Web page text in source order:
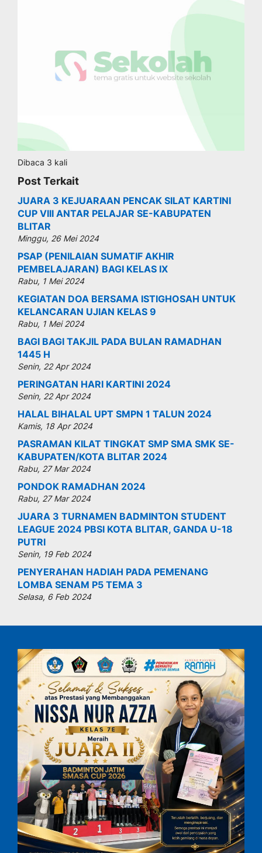
Dibaca 3 kali
Post Terkait
JUARA 3 KEJUARAAN PENCAK SILAT KARTINI
CUP VIII ANTAR PELAJAR SE-KABUPATEN
BLITAR
Minggu, 26 Mei 2024
PSAP (PENILAIAN SUMATIF AKHIR
PEMBELAJARAN) BAGI KELAS IX
Rabu, 1 Mei 2024
KEGIATAN DOA BERSAMA ISTIGHOSAH UNTUK
KELANCARAN UJIAN KELAS 9
Rabu, 1 Mei 2024
BAGI BAGI TAKJIL PADA BULAN RAMADHAN
1445 H
Senin, 22 Apr 2024
PERINGATAN HARI KARTINI 2024
Senin, 22 Apr 2024
HALAL BIHALAL UPT SMPN 1 TALUN 2024
Kamis, 18 Apr 2024
PASRAMAN KILAT TINGKAT SMP SMA SMK SE-
KABUPATEN/KOTA BLITAR 2024
Rabu, 27 Mar 2024
PONDOK RAMADHAN 2024
Rabu, 27 Mar 2024
JUARA 3 TURNAMEN BADMINTON STUDENT
LEAGUE 2024 PBSI KOTA BLITAR, GANDA U-18
PUTRI
Senin, 19 Feb 2024
PENYERAHAN HADIAH PADA PEMENANG
LOMBA SENAM P5 TEMA 3
Selasa, 6 Feb 2024